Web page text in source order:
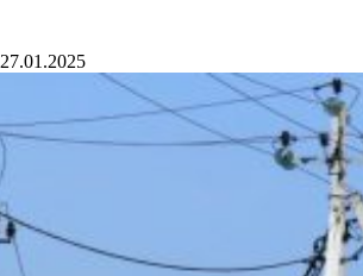
27.01.2025